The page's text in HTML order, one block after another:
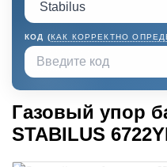
КОД (КАК КОРРЕКТНО
Газовый упор
STABILUS